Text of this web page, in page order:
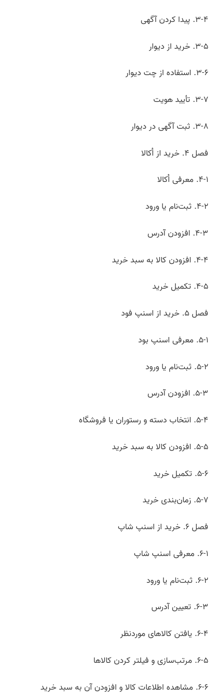
۳-۴. پیدا کردن آگهی
۳-۵. خرید از دیوار
۳-۶. استفاده از چت دیوار
۳-۷. تأیید هویت
۳-۸. ثبت آگهی در دیوار
فصل ۴. خرید از اُکالا
۴-۱. معرفی اُکالا
۴-۲. ثبت‌نام یا ورود
۴-۳. افزودن آدرس
۴-۴. افزودن کالا به سبد خرید
۴-۵. تکمیل خرید
فصل ۵. خرید از اسنپ فود
۵-۱. معرفی اسنپ بود
۵-۲. ثبت‌نام یا ورود
۵-۳. افزودن آدرس
۵-۴. انتخاب دسته و رستوران یا فروشگاه
۵-۵. افزودن کالا به سبد خرید
۵-۶. تکمیل خرید
۵-۷. زمان‌بندی خرید
فصل ۶. خرید از اسنپ شاپ
۶-۱. معرفی اسنپ شاپ
۶-۲. ثبت‌نام یا ورود
۶-۳. تعیین آدرس
۶-۴. یافتن کالاهای موردنظر
۶-۵. مرتب‌سازی و فیلتر کردن کالاها
۶-۶. مشاهده اطلاعات کالا و افزودن آن به سبد خرید